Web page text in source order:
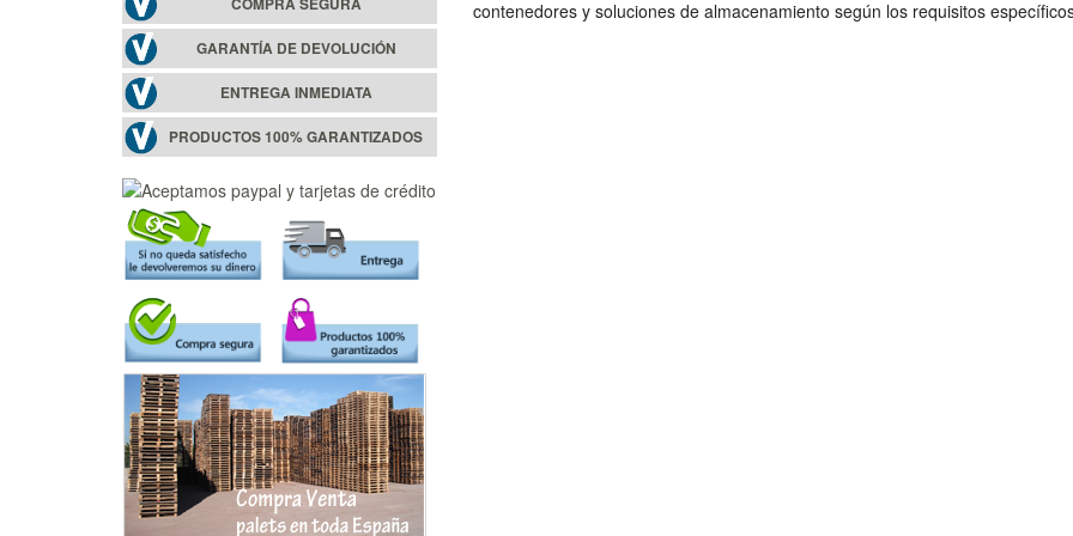
COMPRA SEGURA
GARANTÍA DE DEVOLUCIÓN
ENTREGA INMEDIATA
PRODUCTOS 100% GARANTIZADOS
contenedores y soluciones de almacenamiento según los requisitos